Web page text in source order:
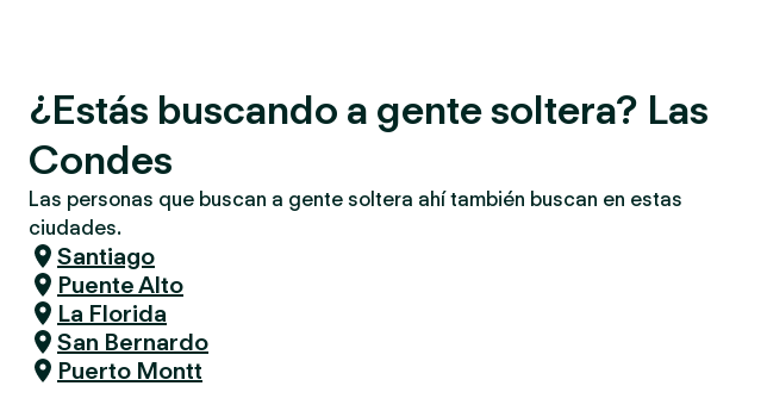
¿Estás buscando a gente soltera? Las
Condes
Las personas que buscan a gente soltera ahí también buscan en estas
ciudades.
Santiago
Puente Alto
La Florida
San Bernardo
Puerto Montt